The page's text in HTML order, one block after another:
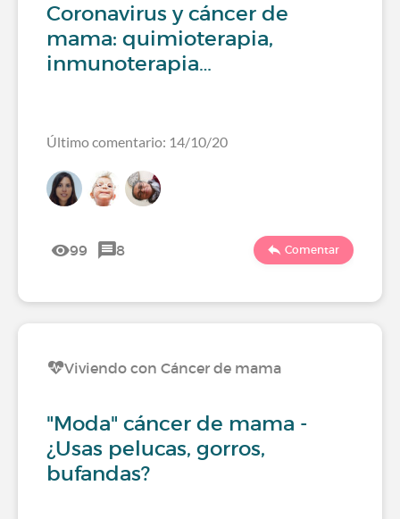
Coronavirus y cáncer de
mama: quimioterapia,
inmunoterapia…
Último comentario: 14/10/20
99 8 Comentar
Viviendo con Cáncer de mama
"Moda" cáncer de mama -
¿Usas pelucas, gorros,
bufandas?